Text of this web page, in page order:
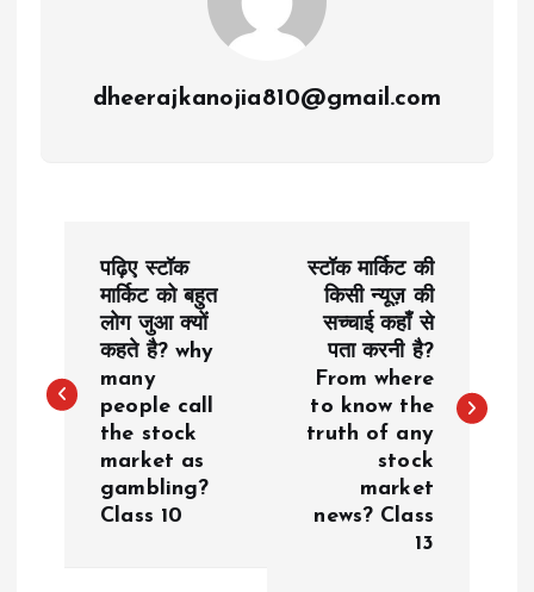
dheerajkanojia810@gmail.com
s
t
पढ़िए स्टॉक
मार्किट को बहुत
लोग जुआ क्यों
कहते है? why
many
people call
the stock
market as
gambling?
Class 10
स्टॉक मार्किट की
किसी न्यूज़ की
सच्चाई कहाँ से
पता करनी है?
From where
to know the
truth of any
stock
market
news? Class
13